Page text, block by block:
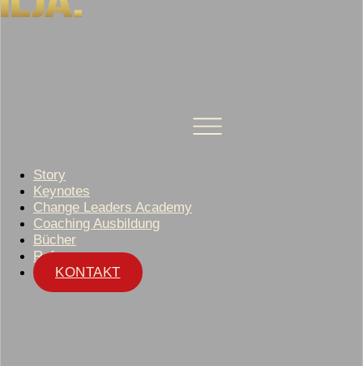
Story
Keynotes
Change Leaders Academy
Coaching Ausbildung
Bücher
Referenzen
KONTAKT